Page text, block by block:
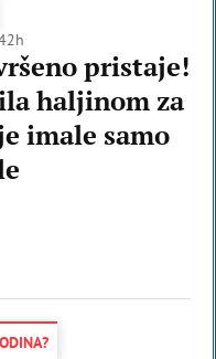
pristaje!
haljinom za
imale samo